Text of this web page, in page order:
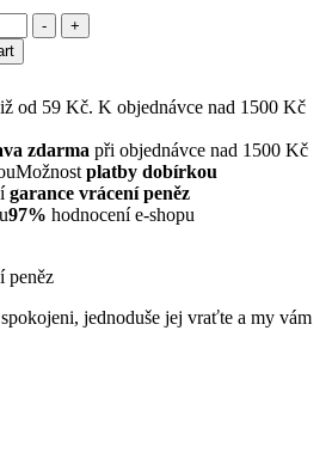
od 59 Kč. K objednávce nad 1500 Kč
zdarma při objednávce nad 1500 Kč
Možnost platby dobírkou
garance vrácení peněz
97% hodnocení e-shopu
peněz
jednoduše jej vraťte a my vám